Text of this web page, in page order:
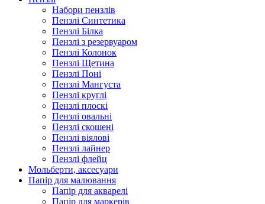
Набори пензлів
Пензлі Синтетика
Пензлі Білка
Пензлі з резервуаром
Пензлі Колонок
Пензлі Щетина
Пензлі Поні
Пензлі Мангуста
Пензлі круглі
Пензлі плоскі
Пензлі овальні
Пензлі скошені
Пензлі віялові
Пензлі лайнер
Пензлі флейц
Мольберти, аксесуари
Папір для малювання
Папір для акварелі
Папір для маркерів